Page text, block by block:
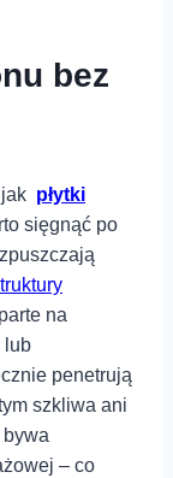
bez
płytki
sięgnąć po
na‌
lub
penetrują
szkliwa⁢ ani
⁤bywa
– co